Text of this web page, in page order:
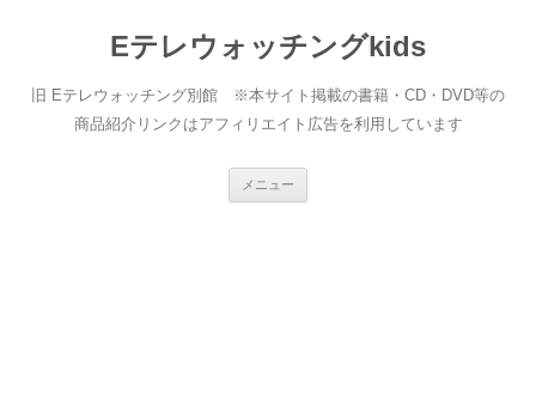
Eテレウォッチングkids
旧 Eテレウォッチング別館 ※本サイト掲載の書籍・CD・DVD等の
商品紹介リンクはアフィリエイト広告を利用しています
メニュー